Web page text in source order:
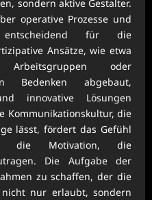
sondern aktive Gestalter.
operative Prozesse und
für die
Ansätze, wie etwa
oder
Bedenken abgebaut,
innovative Lösungen
Kommunikationskultur, die
lässt, fördert das Gefühl
die Motivation, die
Die Aufgabe der
zu schaffen, der die
nur erlaubt, sondern